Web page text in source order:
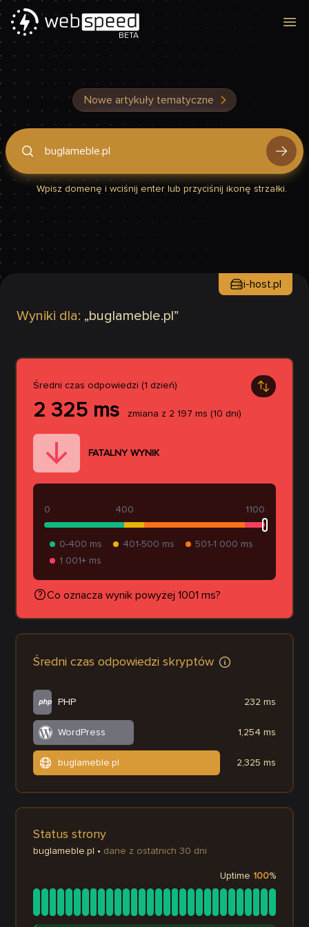
BETA
Nowe artykuły tematyczne
Podaj domenę, by sprawdzić, czy Twoja strona jest szybka
Wpisz domenę i wciśnij enter lub przyciśnij ikonę strzałki.
Wyniki dla: „buglameble.pl ”
i-host.pl
Średni czas odpowiedzi (1 dzień)
2 325 ms zmiana z 2 197 ms (10 dni)
FATALNY WYNIK
400
0 1100
0-400 ms 401-500 ms
501-1 000 ms
1 001+ ms
Co oznacza wynik powyżej 1001 ms?
Średni czas odpowiedzi skryptów
PHP
WordPress
buglameble.pl
232 ms
1,254 ms
2,325 ms
Status strony
buglameble.pl • dane z ostatnich 30 dni
Uptime 100%